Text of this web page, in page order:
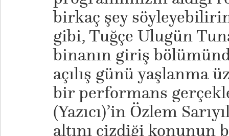
birkaç şey
gibi, Tuğçe Ulugün
binanın giriş
açılış günü yaşlanma
bir performans
(Yazıcı)’in Özlem
altını çizdiği konunun